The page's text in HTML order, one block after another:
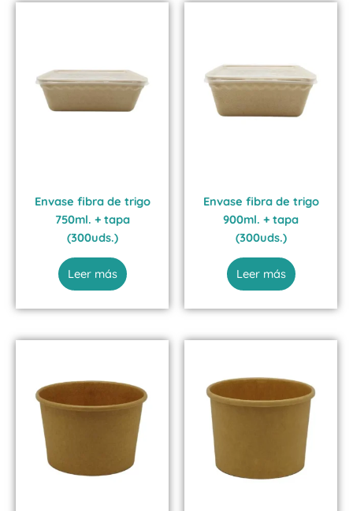
Envase fibra de trigo
750ml. + tapa
(300uds.)
Leer más
Envase fibra de trigo
900ml. + tapa
(300uds.)
Leer más